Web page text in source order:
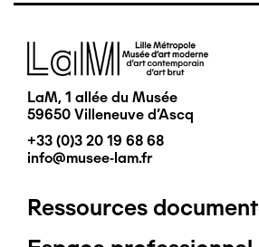
Image
LaM, 1 allée du Musée
59650 Villeneuve d'Ascq
+33 (0)3 20 19 68 68
info@musee-lam.fr
Pied
Ressources